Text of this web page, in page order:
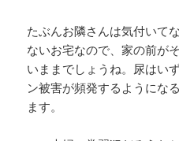
たぶんお隣さんは気付いて
ないお宅なので、家の前が
いままでしょうね。尿はい
ン被害が頻発するようにな
ます。